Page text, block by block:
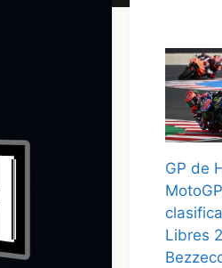
GP de
Libres